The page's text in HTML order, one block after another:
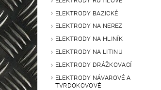
ELEKTRODY BAZICKÉ
ELEKTRODY NA NEREZ
ELEKTRODY NA HLINÍK
ELEKTRODY NA LITINU
ELEKTRODY DRÁŽKOVACÍ
ELEKTRODY NÁVAROVÉ A
TVRDOKOVOVÉ